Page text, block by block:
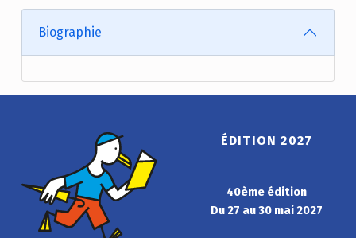
Biographie
ÉDITION 2027
40ème édition
Du 27 au 30 mai 2027